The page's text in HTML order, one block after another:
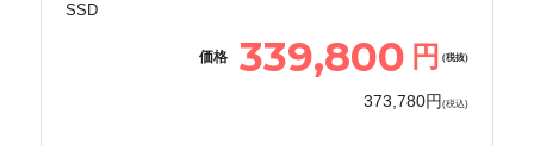
SSD
価格 339,800 円 (税抜)
373,780円 (税込)